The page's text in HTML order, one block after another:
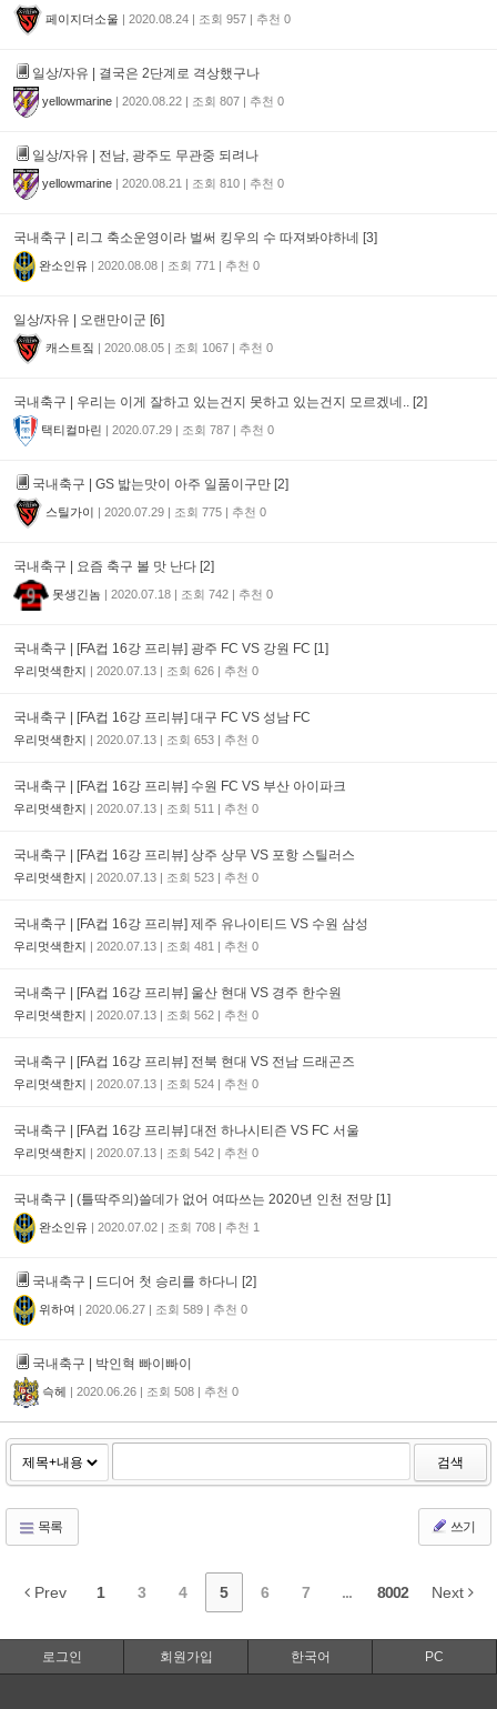
페이지더소울 |2020.08.24 | 조회 957 | 추천 0
일상/자유 | 결국은 2단계로 격상했구나
yellowmarine| 2020.08.22| 조회 807| 추천 0
일상/자유 | 전남, 광주도 무관중 되려나
yellowmarine| 2020.08.21 | 조회 810| 추천 0
국내축구 | 리그 축소운영이라 벌써 킹우의 수 따져봐야하네 [3]
완소인유 |2020.08.08 | 조회 771 | 추천 0
일상/자유 | 오랜만이군 [6]
캐스트짘 |2020.08.05 | 조회 1067 | 추천 0
국내축구 | 우리는 이게 잘하고 있는건지 못하고 있는건지 모르겠네.. [2]
택티컬마린 | 2020.07.29| 조회 787| 추천 0
국내축구 | GS 밟는맛이 아주 일품이구만 [2]
스틸가이 |2020.07.29 | 조회 775 | 추천 0
국내축구 | 요즘 축구 볼 맛 난다 [2]
못생긴놈 | 2020.07.18| 조회 742| 추천 0
국내축구 | [FA컵 16강 프리뷰] 광주 FC VS 강원 FC [1]
우리멋색한지 | 2020.07.13 | 조회 626 | 추천 0
국내축구 | [FA컵 16강 프리뷰] 대구 FC VS 성남 FC
우리멋색한지 | 2020.07.13 | 조회 653 | 추천 0
국내축구 | [FA컵 16강 프리뷰] 수원 FC VS 부산 아이파크
우리멋색한지 | 2020.07.13 | 조회 511 | 추천 0
국내축구 | [FA컵 16강 프리뷰] 상주 상무 VS 포항 스틸러스
우리멋색한지 | 2020.07.13 | 조회 523 | 추천 0
국내축구 | [FA컵 16강 프리뷰] 제주 유나이티드 VS 수원 삼성
우리멋색한지 | 2020.07.13 | 조회 481 | 추천 0
국내축구 | [FA컵 16강 프리뷰] 울산 현대 VS 경주 한수원
우리멋색한지 | 2020.07.13 | 조회 562 | 추천 0
국내축구 | [FA컵 16강 프리뷰] 전북 현대 VS 전남 드래곤즈
우리멋색한지 | 2020.07.13 | 조회 524 | 추천 0
국내축구 | [FA컵 16강 프리뷰] 대전 하나시티즌 VS FC 서울
우리멋색한지 | 2020.07.13 | 조회 542 | 추천 0
국내축구 | (틀딱주의)쓸데가 없어 여따쓰는 2020년 인천 전망 [1]
완소인유 |2020.07.02 | 조회 708 | 추천 1
국내축구 | 드디어 첫 승리를 하다니 [2]
위하여 |2020.06.27 | 조회 589 | 추천 0
국내축구 | 박인혁 빠이빠이
슥헤 | 2020.06.26| 조회 508| 추천 0
검색
목록 쓰기
Prev 1 3 4 5 6 7 ... 8002 Next
로그인 회원가입 한국어 PC